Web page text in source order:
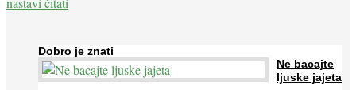
Dobro je znati
Ne bacajte
ljuske jajeta